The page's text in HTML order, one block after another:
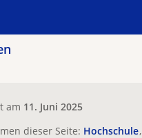
am 11. Juni 2025
dieser Seite: Hochschule